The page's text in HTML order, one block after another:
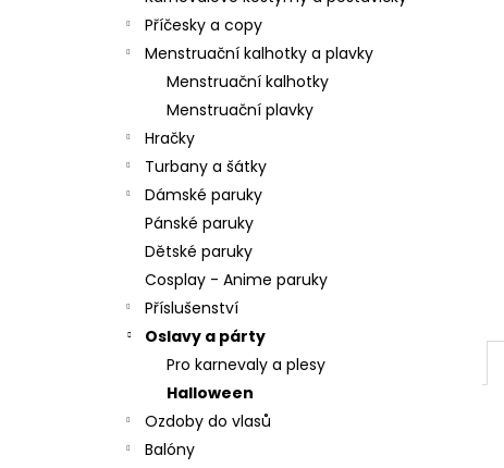
Příčesky a copy
Menstruační kalhotky a plavky
Menstruační kalhotky
Menstruační plavky
Hračky
Turbany a šátky
Dámské paruky
Pánské paruky
Dětské paruky
Cosplay - Anime paruky
Příslušenství
Oslavy a párty
Pro karnevaly a plesy
Halloween
Ozdoby do vlasů
Balóny